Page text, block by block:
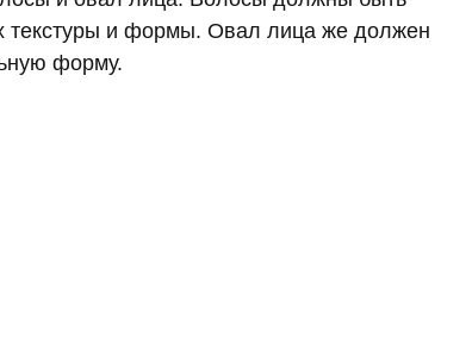
текстуры и формы. Овал лица же должен
форму.